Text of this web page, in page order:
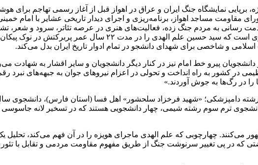
برپایی نمایشگاه جنگ ایران و عراق در اهواز قبل از آغاز رسمی تهاجم
رسانی به مردم جنگ زده، فعالیت‌های هنری در عرصه تئاتر، سرود و شعر،
به عرصه حماسه‌خوانی جبهه‌ها و… نمونه‌های ماندگاری است که
و شاخصی برای شهدای دانشجو در تمام ادوار تاریخ ایران بدل می‌کند.
عظیمی در کشور به راه انداخت و تحولی در اعزام نیروهای جوان به جبهه‌های
را در رگ‌ها به جوش آوردند.»
ترم سوم رشته شیمی، چهار دانشجویی هستند که در تسخیر لانه جاسوسی
می‌کنند. چهارچوبی که علم الهدی ماجرای هویزه را در آن فهم می‌کند، تحلیل
که در پی تغییر سرنوشت جنگ از طریق مفهوم مقاومت مردمی و تقابل با